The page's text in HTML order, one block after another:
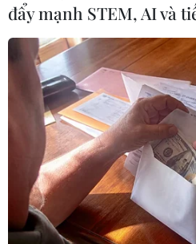
dọa nghiêm trọng đối với
Virus cúm lây lan tự
hoang dã sang vật nuôi,
những loài động vật
đẩy mạnh STEM, AI và